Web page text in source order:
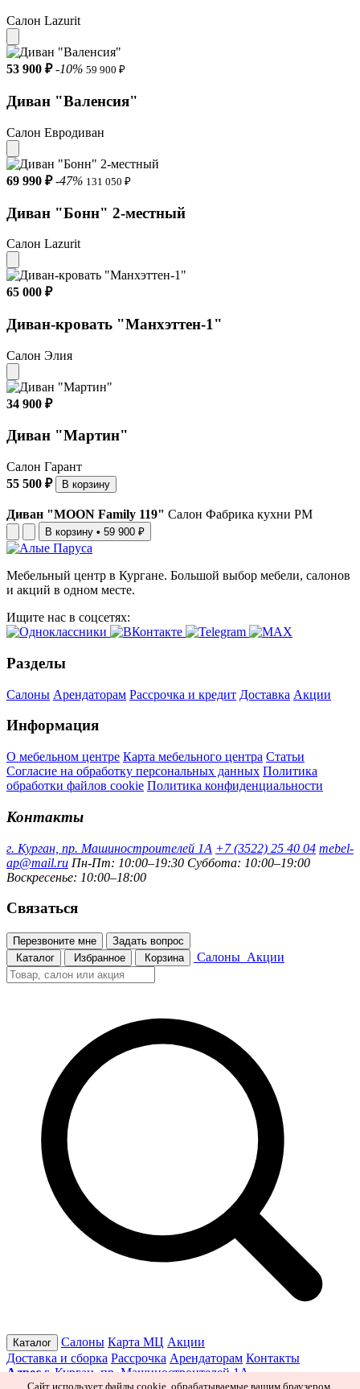
Салон Lazurit
53 900 ₽ -10% 59 900 ₽
Диван "Валенсия"
Салон Евродиван
69 990 ₽ -47% 131 050 ₽
Диван "Бонн" 2-местный
Салон Lazurit
65 000 ₽
Диван-кровать "Манхэттен-1"
Салон Элия
34 900 ₽
Диван "Мартин"
Салон Гарант
55 500 ₽
В корзину
Диван "MOON Family 119" Салон Фабрика кухни РМ
В корзину • 59 900 ₽
Мебельный центр в Кургане. Большой выбор мебели, салонов
и акций в одном месте.
Ищите нас в соцсетях:
Разделы
Салоны Арендаторам Рассрочка и кредит Доставка Акции
Информация
О мебельном центре Карта мебельного центра Статьи
Согласие на обработку персональных данных Политика
обработки файлов cookie Политика конфиденциальности
Контакты
г. Курган, пр. Машиностроителей 1А +7 (3522) 25 40 04 mebel-
ap@mail.ru Пн-Пт: 10:00–19:30 Суббота: 10:00–19:00
Воскресенье: 10:00–18:00
Связаться
Перезвоните мне
Задать вопрос
Каталог
Избранное Корзина Салоны Акции
Каталог Салоны Карта МЦ Акции
Доставка и сборка Рассрочка Арендаторам Контакты
Адрес г. Курган, пр. Машиностроителей 1А
Сайт использует файлы cookie, обрабатываемые вашим браузером.